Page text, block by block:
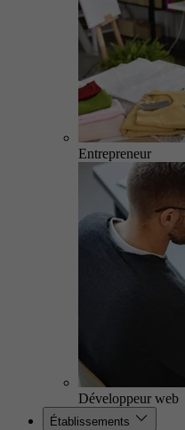
Entrepreneur
Développeur web
Établissements